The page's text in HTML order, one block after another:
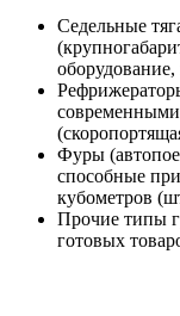
Седельные
Фуры
способные
кубометров
Прочие типы
готовых